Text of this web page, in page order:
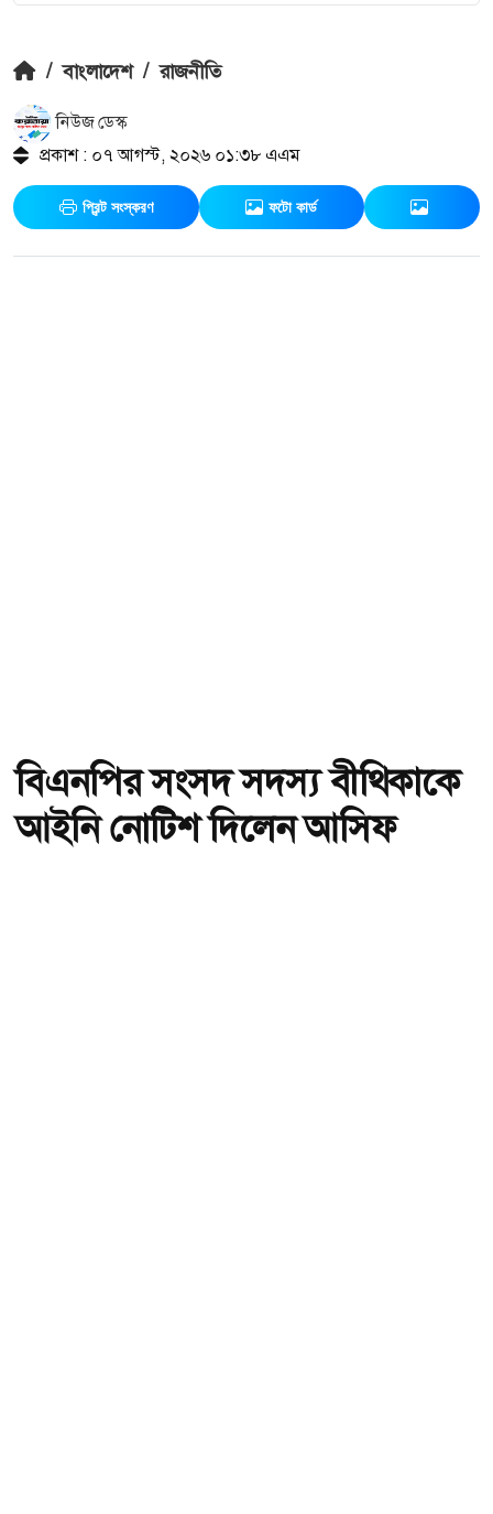
/ বাংলাদেশ / রাজনীতি
নিউজ ডেস্ক
প্রকাশ : ০৭ আগস্ট, ২০২৬ ০১:৩৮ এএম
প্রিন্ট সংস্করণ ফটো কার্ড
বিএনপির সংসদ সদস্য বীথিকাকে
আইনি নোটিশ দিলেন আসিফ